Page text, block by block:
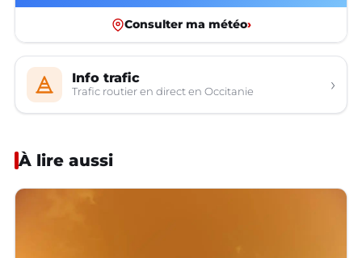
Consulter ma météo›
Info trafic
Trafic routier en direct en Occitanie ›
À lire aussi